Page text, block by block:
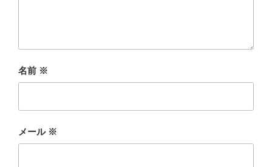
名前 ※
メール ※